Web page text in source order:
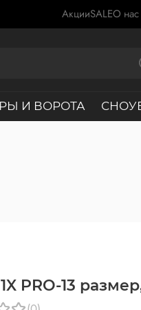
АкцииSALEО нас
И ВОРОТА
PRO-13